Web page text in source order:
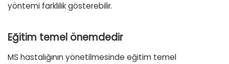
yöntemi farklılık gösterebilir.
Eğitim temel önemdedir
MS hastalığının yönetilmesinde eğitim temel